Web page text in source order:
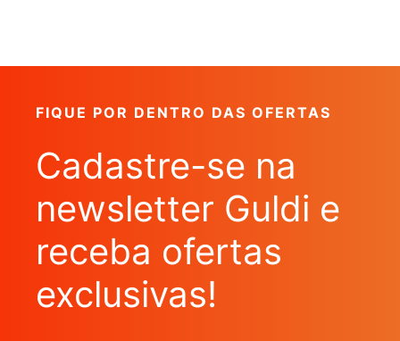
FIQUE POR DENTRO DAS OFERTAS
Cadastre-se na
newsletter Guldi e
receba ofertas
exclusivas!